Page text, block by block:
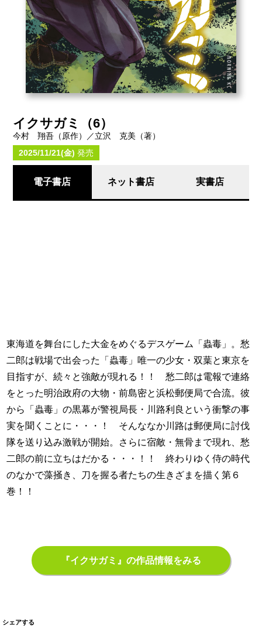
イクサガミ（6）
今村 翔吾（原作）／立沢 克美（著）
2025/11/21(金) 発売
電子書店 ネット書店 実書店
東海道を舞台にした大金をめぐるデスゲーム「蟲毒」。愁
二郎は戦場で出会った「蟲毒」唯一の少女・双葉と東京を
目指すが、続々と強敵が現れる！！ 愁二郎は電報で連絡
をとった明治政府の大物・前島密と浜松郵便局で合流。彼
から「蟲毒」の黒幕が警視局長・川路利良という衝撃の事
実を聞くことに・・・！ そんななか川路は郵便局に討伐
隊を送り込み激戦が開始。さらに宿敵・無骨まで現れ、愁
二郎の前に立ちはだかる・・・！！ 終わりゆく侍の時代
のなかで藻掻き、刀を握る者たちの生きざまを描く第６
巻！！
『イクサガミ』の作品情報をみる
シェアする